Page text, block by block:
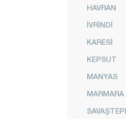
HAVRAN
İVRİNDİ
KARESİ
KEPSUT
MANYAS
MARMARA